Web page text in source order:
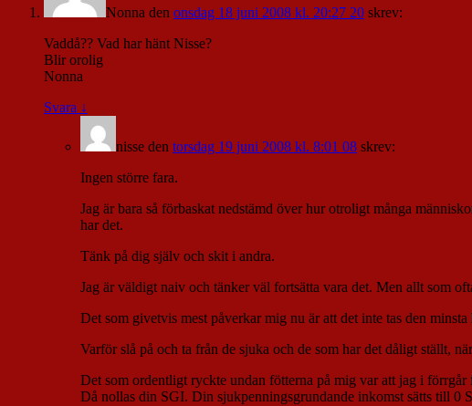
Nonna den onsdag 18 juni 2008 kl. 20:27 20 skrev:
Vaddå?? Vad har hänt Nisse?
Blir orolig
Nonna
Svara ↓
nisse den torsdag 19 juni 2008 kl. 8:01 08 skrev:
Ingen större fara.
Jag är bara så förbaskat nedstämd över hur otroligt många
har det.
Tänk på dig själv och skit i andra.
Jag är väldigt naiv och tänker väl fortsätta vara det. Men allt som
Det som givetvis mest påverkar mig nu är att det inte tas den
Varför slå på och ta från de sjuka och de som har det dåligt ställt,
Det som ordentligt ryckte undan fötterna på mig var att jag i
Då nollas din SGI. Din sjukpenningsgrundande inkomst sätts till 0